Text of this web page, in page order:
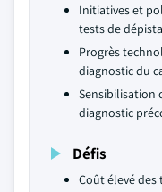
Initiatives et
tests de
Progrès
diagnostic du
Sensibilisation
diagnostic
Défis
Coût élevé